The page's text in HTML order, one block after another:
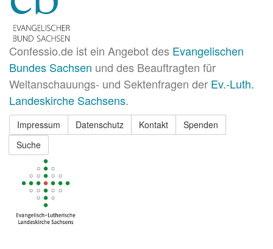
Confessio.de ist ein Angebot des Evangelischen
Bundes Sachsen und des Beauftragten für
Weltanschauungs- und Sektenfragen der Ev.-Luth.
Landeskirche Sachsens.
Impressum Datenschutz Kontakt
Spenden
Suche